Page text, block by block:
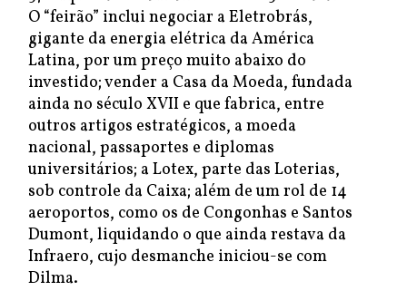
O “feirão” inclui negociar a Eletrobrás,
gigante da energia elétrica da América
Latina, por um preço muito abaixo do
investido; vender a Casa da Moeda, fundada
ainda no século XVII e que fabrica, entre
outros artigos estratégicos, a moeda
nacional, passaportes e diplomas
universitários; a Lotex, parte das Loterias,
sob controle da Caixa; além de um rol de 14
aeroportos, como os de Congonhas e Santos
Dumont, liquidando o que ainda restava da
Infraero, cujo desmanche iniciou-se com
Dilma.